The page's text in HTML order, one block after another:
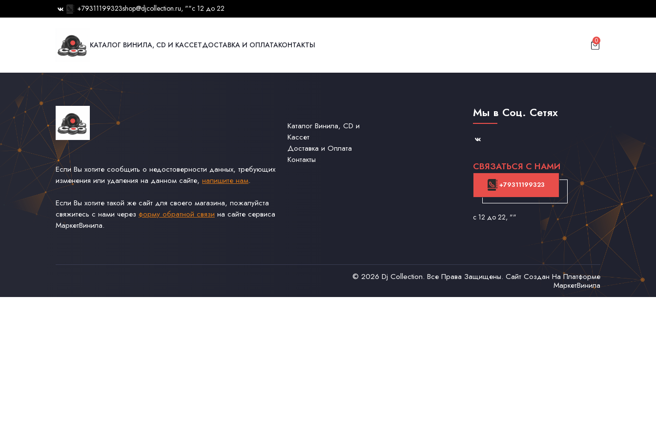
+79311199323shop@djcollection.ru, ""с 12 до 22
КАТАЛОГ ВИНИЛА, CD И КАССЕТДОСТАВКА И ОПЛАТАКОНТАКТЫ 0
Если Вы хотите сообщить о недостоверности данных, требующих
изменения или удаления на данном сайте, напишите нам.
Если Вы хотите такой же сайт для своего магазина, пожалуйста
свяжитесь с нами через форму обратной связи на сайте сервиса
МаркетВинила.
Каталог Винила, CD и
Кассет
Доставка и Оплата
Контакты
Мы в Соц. Сетях
СВЯЗАТЬСЯ С НАМИ
+79311199323
с 12 до 22, ""
© 2026 Dj Collection. Все Права Защищены. Сайт Создан На Платформе
МаркетВинила